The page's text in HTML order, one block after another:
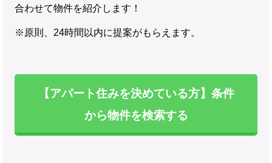
合わせて物件を紹介します！
※原則、24時間以内に提案がもらえます。
【アパート住みを決めている方】条件
から物件を検索する